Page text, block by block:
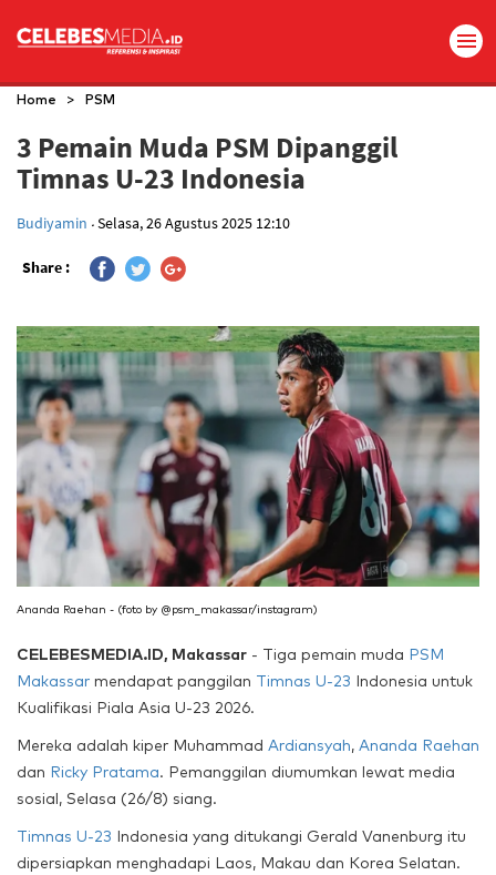
Home > PSM
3 Pemain Muda PSM Dipanggil
Timnas U-23 Indonesia
Budiyamin .Selasa, 26 Agustus 2025 12:10
Share :
Ananda Raehan - (foto by @psm_makassar/instagram)
CELEBESMEDIA.ID, Makassar - Tiga pemain muda PSM
Makassar mendapat panggilan Timnas U-23 Indonesia untuk
Kualifikasi Piala Asia U-23 2026.
Mereka adalah kiper Muhammad Ardiansyah, Ananda Raehan
dan Ricky Pratama. Pemanggilan diumumkan lewat media
sosial, Selasa (26/8) siang.
Timnas U-23 Indonesia yang ditukangi Gerald Vanenburg itu
dipersiapkan menghadapi Laos, Makau dan Korea Selatan.